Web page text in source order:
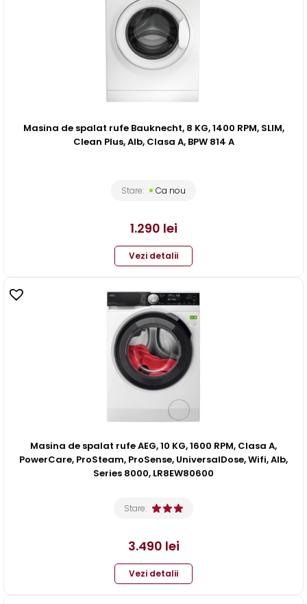
Masina de spalat rufe Bauknecht, 8 KG, 1400 RPM, SLIM,
Clean Plus, Alb, Clasa A, BPW 814 A
Stare: Ca nou
1.290 lei
Vezi detalii
Masina de spalat rufe AEG, 10 KG, 1600 RPM, Clasa A,
PowerCare, ProSteam, ProSense, UniversalDose, Wifi, Alb,
Series 8000, LR8EW80600
Stare:
3.490 lei
Vezi detalii